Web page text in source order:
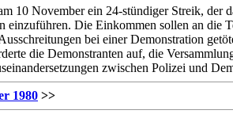
10 November ein 24-stündiger Streik,
einzuführen. Die Einkommen sollen an die
bei einer Demonstration
die Demonstranten auf, die
zwischen Polizei und
1980 >>